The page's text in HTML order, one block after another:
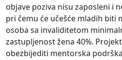
objave poziva nisu zaposleni i
pri čemu će učešće mladih biti
osoba sa invaliditetom
zastupljenost žena 40%.
obezbijediti mentorska